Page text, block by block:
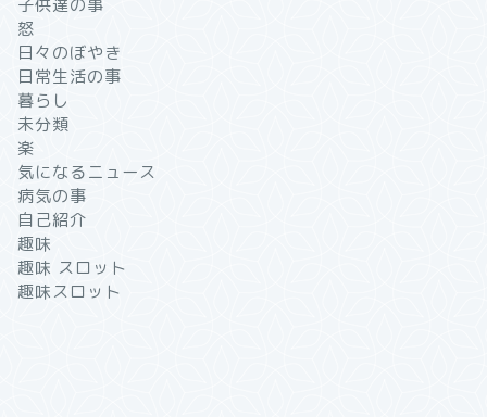
子供達の事
怒
日々のぼやき
日常生活の事
暮らし
未分類
楽
気になるニュース
病気の事
自己紹介
趣味
趣味 スロット
趣味スロット